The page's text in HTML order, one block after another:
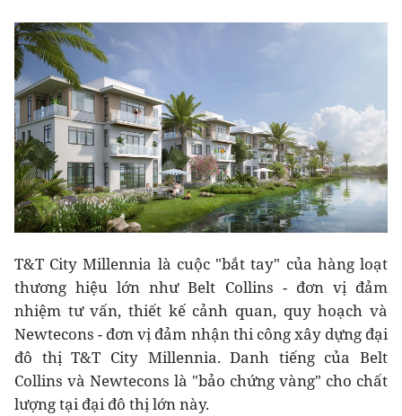
T&T City Millennia là cuộc "bắt tay" của hàng loạt
thương hiệu lớn như Belt Collins - đơn vị đảm
nhiệm tư vấn, thiết kế cảnh quan, quy hoạch và
Newtecons - đơn vị đảm nhận thi công xây dựng đại
đô thị T&T City Millennia. Danh tiếng của Belt
Collins và Newtecons là "bảo chứng vàng" cho chất
lượng tại đại đô thị lớn này.